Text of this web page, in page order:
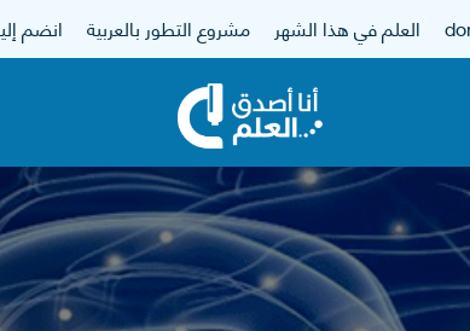
العلم في هذا الشهر مشروع التطور بالعربية انضم